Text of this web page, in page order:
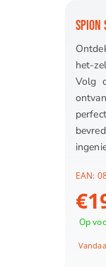
SPION
het-
Volg
EAN:
€
Op